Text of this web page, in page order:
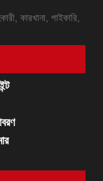
কারখানা, পাইকারি,